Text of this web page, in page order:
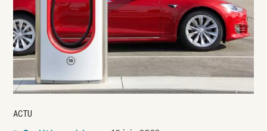
ACTU